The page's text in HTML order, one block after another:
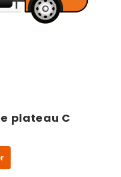
plateau C